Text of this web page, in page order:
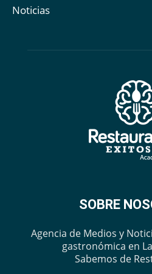
Noticias
SOBRE
Agencia de Medios y
gastronómica en
Sabemos de